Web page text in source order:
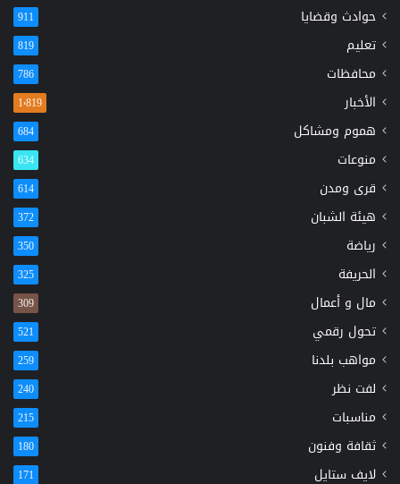
حوادث وقضايا 911
تعليم 819
محافظات 786
الأخبار 1٬819
هموم ومشاكل 684
منوعات 634
قرى ومدن 614
هيئة الشبان 372
رياضة 350
الحريفة 325
مال و أعمال 309
تحول رقمي 521
مواهب بلدنا 259
لفت نظر 240
مناسبات 215
ثقافة وفنون 180
لايف ستايل 171